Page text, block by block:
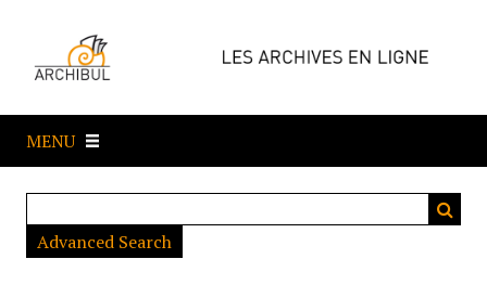
e
a
MENU
Advanced Search